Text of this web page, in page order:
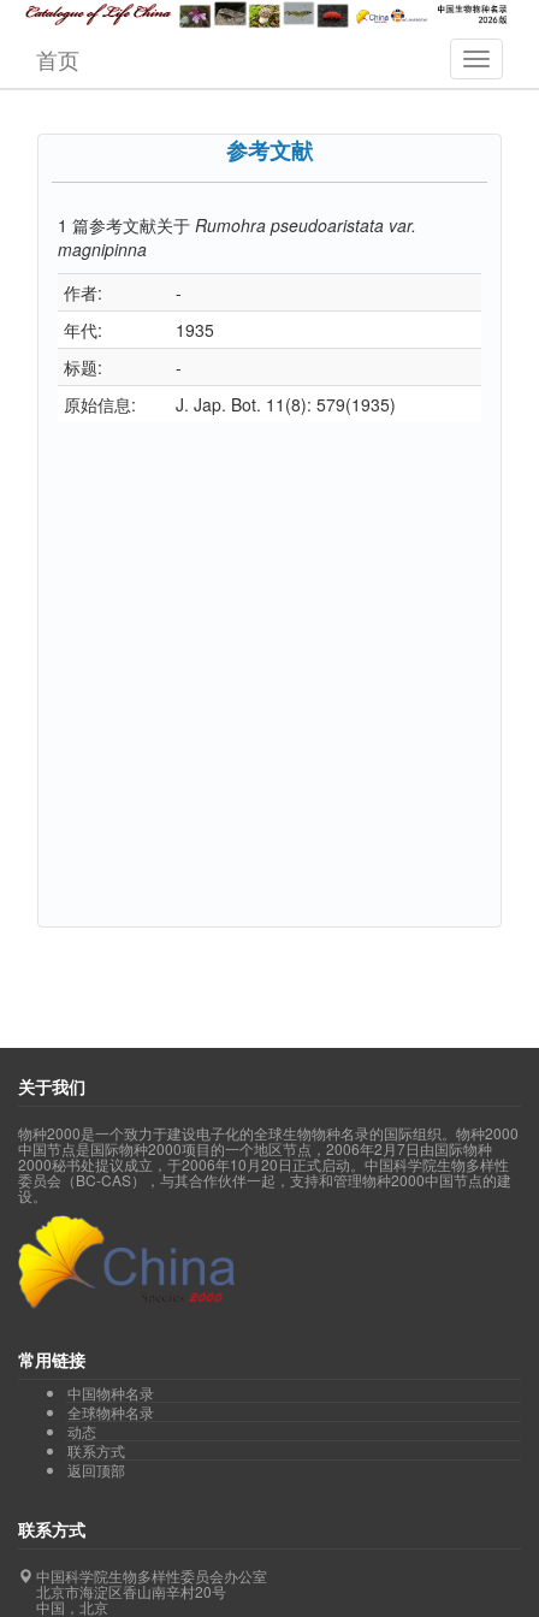
首页
参考文献
1 篇参考文献关于 Rumohra pseudoaristata var.
magnipinna
作者:
-
年代:
1935
标题:
-
原始信息:
J. Jap. Bot. 11(8): 579(1935)
关于我们
物种2000是一个致力于建设电子化的全球生物物种名录的国际组织。物种2000
中国节点是国际物种2000项目的一个地区节点，2006年2月7日由国际物种
2000秘书处提议成立，于2006年10月20日正式启动。中国科学院生物多样性
委员会（BC-CAS），与其合作伙伴一起，支持和管理物种2000中国节点的建
设。
常用链接
中国物种名录
全球物种名录
动态
联系方式
返回顶部
联系方式
中国科学院生物多样性委员会办公室
北京市海淀区香山南辛村20号
中国，北京